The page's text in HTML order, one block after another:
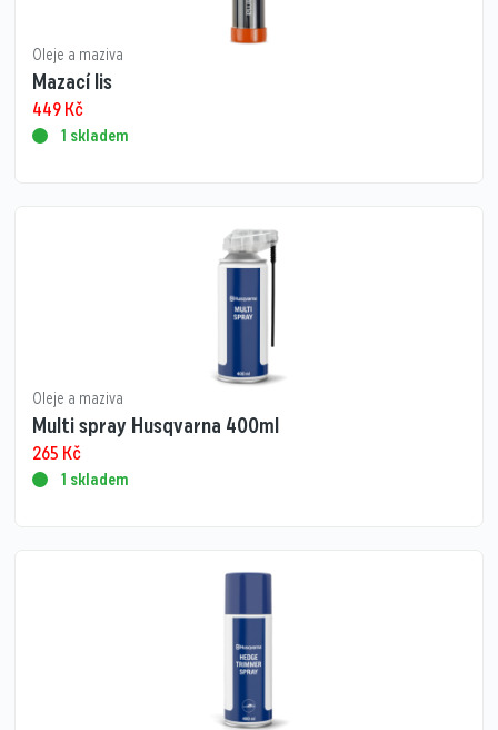
Oleje a maziva
Mazací lis
449Kč
1 skladem
Oleje a maziva
Multi spray Husqvarna 400ml
265 Kč
1 skladem